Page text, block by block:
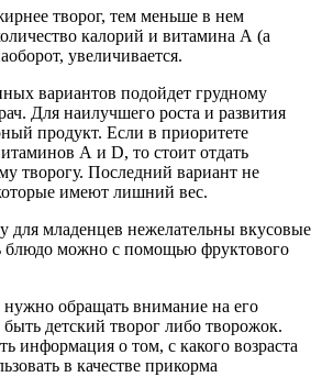
творог, тем меньше в нем
калорий и витамина А (а
увеличивается.
вариантов подойдет грудному
Для наилучшего роста и развития
продукт. Если в приоритете
А и D, то стоит отдать
творогу. Последний вариант не
имеют лишний вес.
для младенцев нежелательны вкусовые
блюдо можно с помощью фруктового
обращать внимание на его
детский творог либо творожок.
информация о том, с какого возраста
в качестве прикорма